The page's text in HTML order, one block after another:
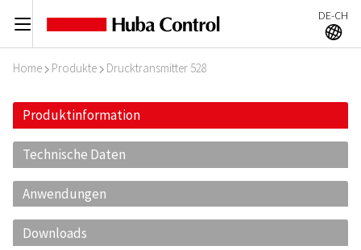
C DE-CH
A
Home I Produkte I Drucktransmitter 528
Produktinformation
Technische Daten
Anwendungen
Downloads